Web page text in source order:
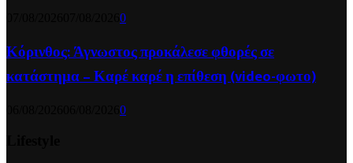
0
Κόρινθος: Άγνωστος προκάλεσε φθορές σε
κατάστημα – Καρέ καρέ η επίθεση (video-φωτο)
0